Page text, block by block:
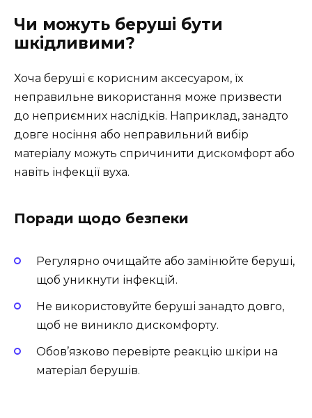
Чи можуть беруші бути
шкідливими?
Хоча беруші є корисним аксесуаром, їх
неправильне використання може призвести
до неприємних наслідків. Наприклад, занадто
довге носіння або неправильний вибір
матеріалу можуть спричинити дискомфорт або
навіть інфекції вуха.
Поради щодо безпеки
Регулярно очищайте або замінюйте беруші,
щоб уникнути інфекцій.
Не використовуйте беруші занадто довго,
щоб не виникло дискомфорту.
Обов’язково перевірте реакцію шкіри на
матеріал берушів.